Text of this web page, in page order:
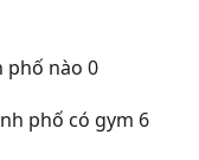
phố nào 0
phố có gym 6